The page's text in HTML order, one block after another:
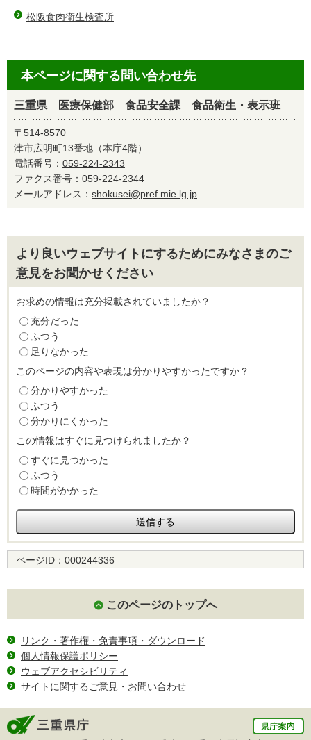
松阪食肉衛生検査所
本ページに関する問い合わせ先
三重県 医療保健部 食品安全課 食品衛生・表示班
〒514-8570
津市広明町13番地（本庁4階）
電話番号： 059-224-2343
ファクス番号：059-224-2344
メールアドレス： shokusei@pref.mie.lg.jp
より良いウェブサイトにするためにみなさまのご
意見をお聞かせください
お求めの情報は充分掲載されていましたか？
充分だった
ふつう
足りなかった
このページの内容や表現は分かりやすかったですか？
分かりやすかった
ふつう
分かりにくかった
この情報はすぐに見つけられましたか？
すぐに見つかった
ふつう
時間がかかった
ページID： 000244336
このページのトップへ
リンク・著作権・免責事項・ダウンロード
個人情報保護ポリシー
ウェブアクセシビリティ
サイトに関するご意見・お問い合わせ